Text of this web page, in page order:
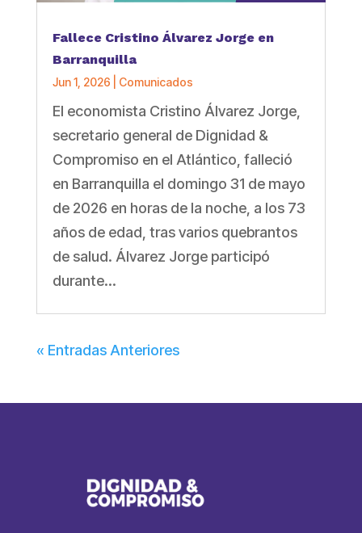
Fallece Cristino Álvarez Jorge en
Barranquilla
Jun 1, 2026 Comunicados
El economista Cristino Álvarez Jorge,
secretario general de Dignidad &
Compromiso en el Atlántico, falleció
en Barranquilla el domingo 31 de mayo
de 2026 en horas de la noche, a los 73
años de edad, tras varios quebrantos
de salud. Álvarez Jorge participó
durante...
« Entradas Anteriores